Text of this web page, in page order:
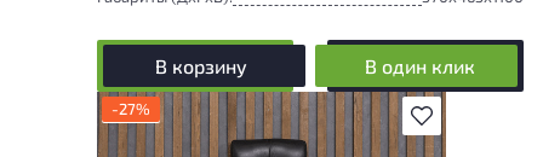
В корзину В один клик
В избранное
-27%